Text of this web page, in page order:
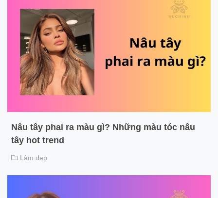
Nâu tây phai ra màu gì? Những màu tóc nâu
tây hot trend
Làm đẹp